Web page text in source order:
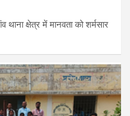
क्षेत्र में मानवता को शर्मसार